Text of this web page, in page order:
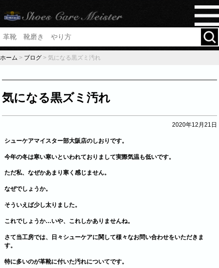
ホーム > ブログ > 気になる黒ズミ汚れ
気になる黒ズミ汚れ
2020年12月21日
シューケアマイスター部大阪店のしおりです。
今年の冬は寒い寒いといわれておりまして実際気温も低いです。
ただ私、なぜかあまり寒く感じません。
なぜでしょうか。
そういえば少し太りました。
これでしょうか…いや、これしかありませんね。
さて当工房では、日々シューケアに関して様々なお問い合わせをいただきま
す。
特に多いのが革靴に付いた汚れについてです。